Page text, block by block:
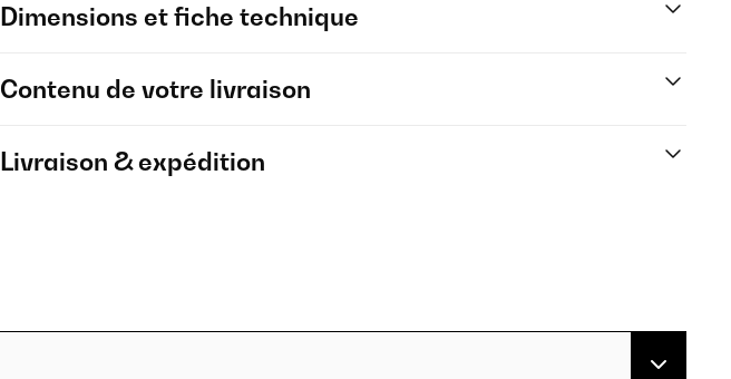
Dimensions et fiche technique
Contenu de votre livraison
Livraison & expédition